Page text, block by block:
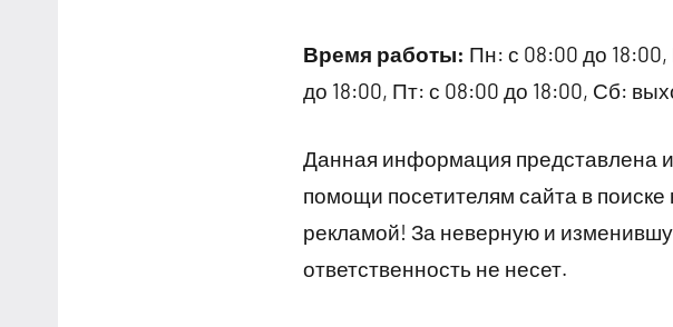
Время работы: Пн: с 08:00 до
до 18:00, Пт: с 08:00 до 18:00, Сб:
Данная информация представлена
помощи посетителям сайта в
рекламой! За неверную и
ответственность не несет.